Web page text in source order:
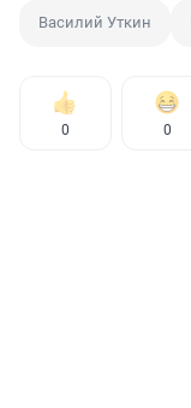
Василий Уткин
0 0